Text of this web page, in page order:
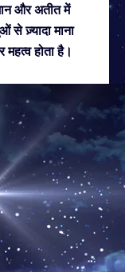
और अतीत में
से ज़्यादा माना
होता है।